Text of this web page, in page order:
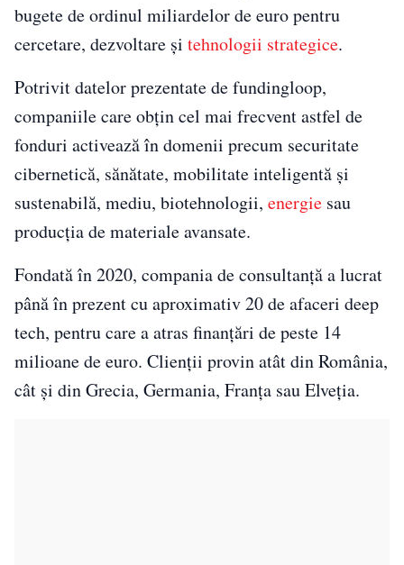
bugete de ordinul miliardelor de euro pentru
cercetare, dezvoltare și tehnologii strategice.
Potrivit datelor prezentate de fundingloop,
companiile care obțin cel mai frecvent astfel de
fonduri activează în domenii precum securitate
cibernetică, sănătate, mobilitate inteligentă și
sustenabilă, mediu, biotehnologii, energie sau
producția de materiale avansate.
Fondată în 2020, compania de consultanță a lucrat
până în prezent cu aproximativ 20 de afaceri deep
tech, pentru care a atras finanțări de peste 14
milioane de euro. Clienții provin atât din România,
cât și din Grecia, Germania, Franța sau Elveția.